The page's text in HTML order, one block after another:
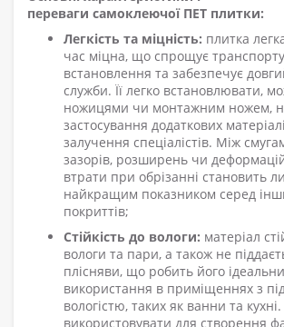
переваги самоклеючої ПЕТ плитки:
Легкість та міцність: плитка
час міцна, що спрощує
встановлення та забезпечує
служби. Її легко встановлювати,
ножицями чи монтажним ножем,
застосування додаткових
залучення спеціалістів. Між
зазорів, розширень чи
втрати при обрізанні становить
найкращим показником серед
покриттів;
Стійкість до вологи: матеріал
вологи та пари, а також не
плісняви, що робить його
використання в приміщеннях з
вологістю, таких як ванни та
використовувати для створення